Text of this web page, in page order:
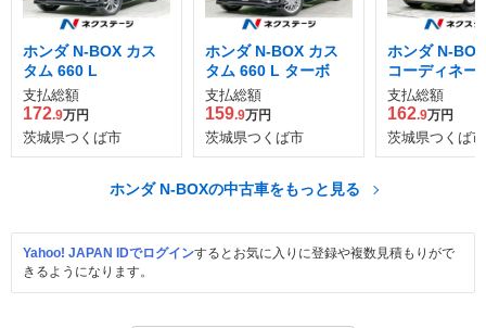
ホンダ N-BOX カス
タム 660 L
支払総額
172.9万円
茨城県つくば市
ホンダ N-BOX カス
タム 660 L ターボ
支払総額
159.9万円
茨城県つくば市
ホンダ N-
コーディネー
イル
支払総額
162.9万円
茨城県つくば市
ホンダ N-BOXの中古車をもっと見る
Yahoo! JAPAN IDでログインするとお気に入りに登録や複数見積もりがで
きるようになります。